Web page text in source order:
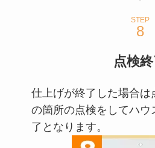
STEP
点検
仕上げが終了した場合は
の箇所の点検をしてハウ
了となります。